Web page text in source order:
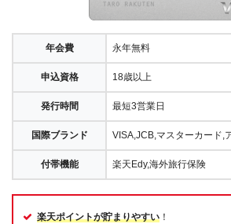
年会費 永年無料
申込資格 18歳以上
発行時間 最短3営業日
国際ブランド VISA,JCB,マスターカード,
付帯機能 楽天Edy,海外旅行保険
楽天ポイントが貯まりやすい ！